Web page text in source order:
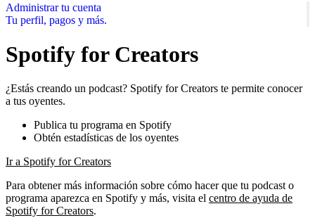
Administrar tu cuenta
Tu perfil, pagos y más.
Spotify for Creators
¿Estás creando un podcast? Spotify for Creators te permite conocer
a tus oyentes.
Publica tu programa en Spotify
Obtén estadísticas de los oyentes
Ir a Spotify for Creators
Para obtener más información sobre cómo hacer que tu podcast o
programa aparezca en Spotify y más, visita el centro de ayuda de
Spotify for Creators.